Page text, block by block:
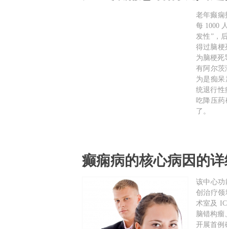
老年癫痫
每 1000
发性”，
得过脑梗
为脑梗死
有阿尔茨
为是痴
统退行性
吃降压药
了。
癫痫病的核心病因的
该中心功
创治疗领
术室及
脑错构瘤
开展首例